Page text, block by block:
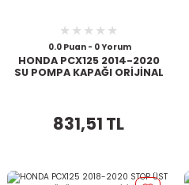
0.0 Puan - 0 Yorum
HONDA PCX125 2014-2020
SU POMPA KAPAĞI ORİJİNAL
831,51 TL